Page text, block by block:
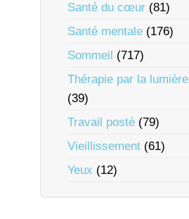
Santé du cœur (81)
Santé mentale (176)
Sommeil (717)
Thérapie par la lumière
(39)
Travail posté (79)
Vieillissement (61)
Yeux (12)